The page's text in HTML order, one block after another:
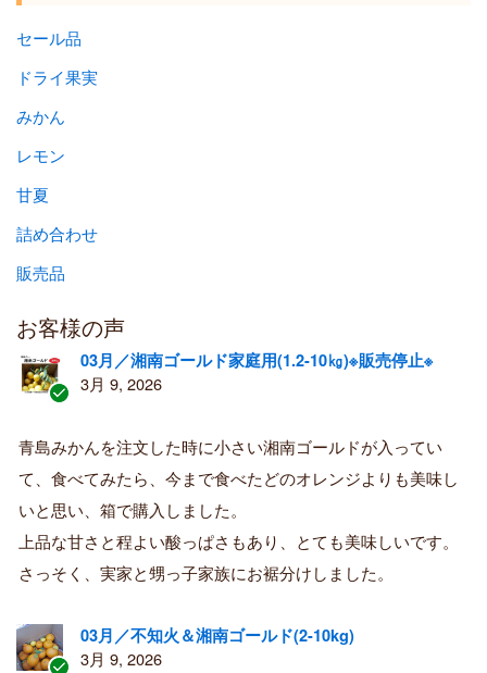
セール品
ドライ果実
みかん
レモン
甘夏
詰め合わせ
販売品
お客様の声
証
済
み
購
者
03月／湘南ゴールド家庭用(1.2-10㎏)※販売停止※
3月 9, 2026
青島みかんを注文した時に小さい湘南ゴールドが入ってい
て、食べてみたら、今まで食べたどのオレンジよりも美味し
いと思い、箱で購入しました。
上品な甘さと程よい酸っぱさもあり、とても美味しいです。
さっそく、実家と甥っ子家族にお裾分けしました。
03月／不知火＆湘南ゴールド(2-10kg)
3月 9, 2026